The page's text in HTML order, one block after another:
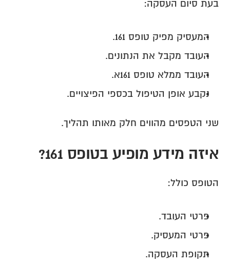
בעת סיום העסקה:
המעסיק מפיק טופס 161.
העובד מקבל את הנתונים.
העובד ממלא טופס 161א.
נקבע אופן הטיפול בכספי הפיצויים.
שני הטפסים מהווים חלק מאותו תהליך.
איזה מידע מופיע בטופס 161?
הטופס כולל:
פרטי העובד.
פרטי המעסיק.
תקופת העסקה.